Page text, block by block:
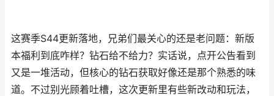
这赛季S44更新落地，兄弟们最关心的还是老问题：新版
本福利到底咋样？钻石给不给力？实话说，点开公告看到
又是一堆活动，但核心的钻石获取好像还是那个熟悉的味
道。不过别光顾着吐槽，这次更新里有些新改动和玩法，